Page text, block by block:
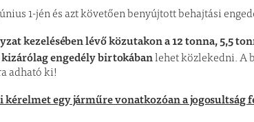
1-jén és azt követően benyújtott behajtási
kezelésében lévő közutakon a 12 tonna, 5,5
kizárólag engedély birtokában lehet közlekedni. A
adható ki!
egy járműre vonatkozóan a jogosultság